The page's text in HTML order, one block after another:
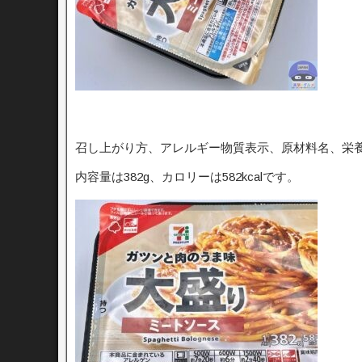
召し上がり方、アレルギー物質表示、原材料名、栄
内容量は382g、カロリーは582kcalです。